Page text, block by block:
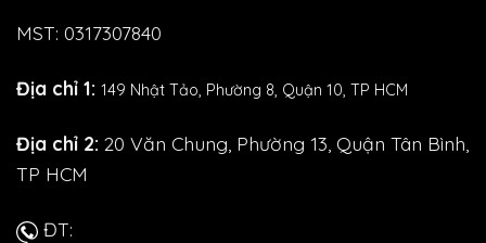
MST: 0317307840
Địa chỉ 1: 149 Nhật Tảo, Phường 8, Quận 10, TP HCM
Địa chỉ 2: 20 Văn Chung, Phường 13, Quận Tân Bình,
TP HCM
ĐT: